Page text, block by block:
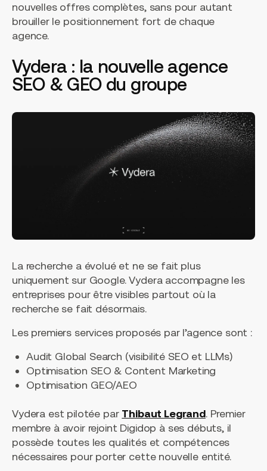
nouvelles offres complètes, sans pour autant
brouiller le positionnement fort de chaque
agence.
Vydera : la nouvelle agence
SEO & GEO du groupe
La recherche a évolué et ne se fait plus
uniquement sur Google. Vydera accompagne les
entreprises pour être visibles partout où la
recherche se fait désormais.
Les premiers services proposés par l’agence sont :
Audit Global Search (visibilité SEO et LLMs)
Optimisation SEO & Content Marketing
Optimisation GEO/AEO
Vydera est pilotée par Thibaut Legrand. Premier
membre à avoir rejoint Digidop à ses débuts, il
possède toutes les qualités et compétences
nécessaires pour porter cette nouvelle entité.